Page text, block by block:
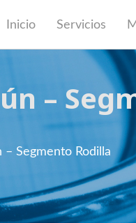
Inicio Servicios
–
Segmento Rodilla